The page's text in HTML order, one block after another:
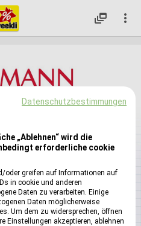
dynamic_feed 
Datenschutzbestimmungen
„Ablehnen“ wird die
erforderliche cookie
oder greifen auf Informationen auf
in cookie und anderen
Daten zu verarbeiten. Einige
Daten möglicherweise
Um dem zu widersprechen, öffnen
Einstellungen akzeptieren, ablehnen